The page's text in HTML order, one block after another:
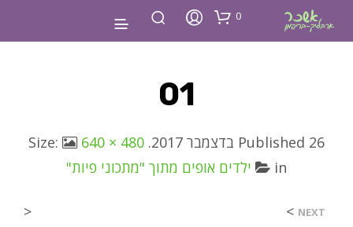
0
01
Published 26 בדצמבר 2017 . Size:
640 × 480
in
ילדים אופים מתוך "מתכוני פיות"
< NEXT
>